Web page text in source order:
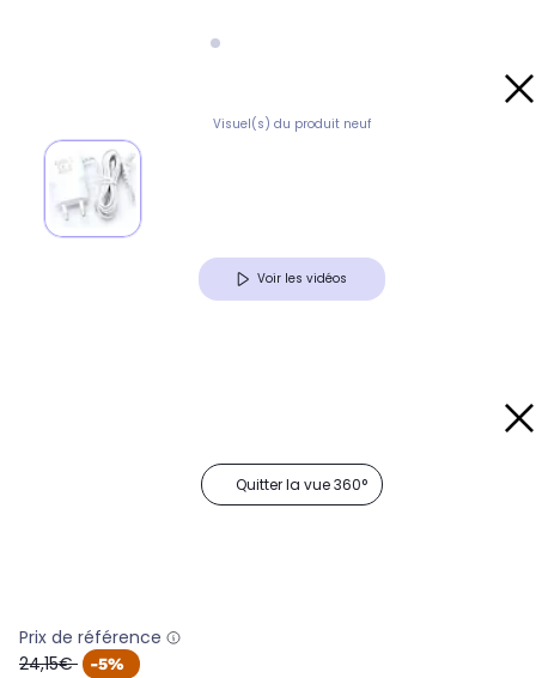
Visuel(s) du produit neuf
Voir les vidéos
Quitter la vue 360°
Prix de référence
oldPrice
24,15€ -5%